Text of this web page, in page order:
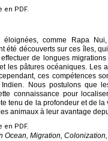
en PDF.
éloignées, comme Rapa
été découverts sur ces îles,
de longues
les pâtures océaniques. Les
ces compétences
Nous postulons que
connaissance pour
tenu de la profondeur et de
animaux à leur avantage
en PDF.
Ocean, Migration,